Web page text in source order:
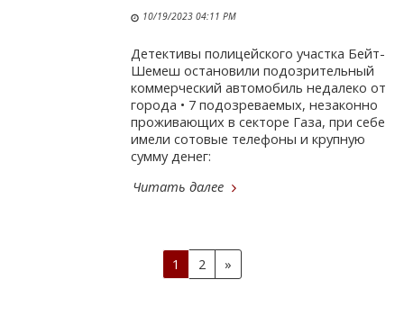
10/19/2023 04:11 PM
Детективы полицейского участка Бейт-
Шемеш остановили подозрительный
коммерческий автомобиль недалеко от
города • 7 подозреваемых, незаконно
проживающих в секторе Газа, при себе
имели сотовые телефоны и крупную
сумму денег:
Читать далее
1 2 »